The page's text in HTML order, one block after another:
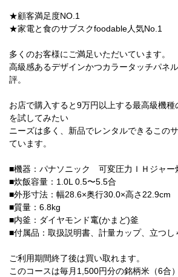
★顧客満足度NO.1
★家電と食のサブスクfoodable人気No.1
多くのお客様にご満足いただいています。
高級感あるデザインかつカラータッチパネ
評。
お店で購入すると9万円以上する最高級機
を試してみたい
ニーズは多く、新品でレンタルできるこの
ています。
■機器：パナソニック 可変圧力ＩＨジャー
■炊飯容量：1.0L 0.5〜5.5合
■外形寸法：幅28.6×奥行30.0×高さ22.9cm
■質量：6.8kg
■内釜：ダイヤモンド竃(かまど)釜
■付属品：取扱説明書、計量カップ、立つし
ご利用期間終了後は買い取れます。
このコースは毎月1,500円分の銘柄米（6合